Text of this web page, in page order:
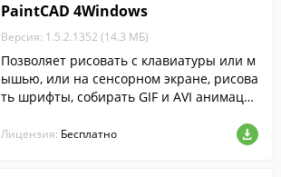
PaintCAD 4Windows
Версия: 1.5.2.1352 (14.3 МБ)
Позволяет рисовать с клавиатуры или м
ышью, или на сенсорном экране, рисова
ть шрифты, собирать GIF и AVI анимаци
пр.
Лицензия: Бесплатно